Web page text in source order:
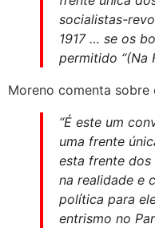
socialistas-
1917 … se os
permitido “(Na
Moreno comenta sobre
“É este um
uma frente
esta frente
na realidade e
política para
entrismo no